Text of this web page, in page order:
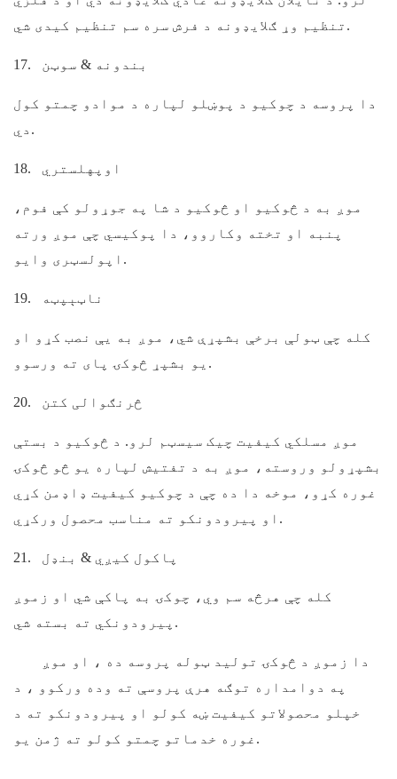
تنظیم وړ ګلایډونه د فرش سره سم تنظیم کیدی شي.
17. بندونه & سوټن
دا پروسه د چوکیو د پوښلو لپاره د موادو چمتو کول
دي.
18. اوپهلستري
موږ به د څوکیو او څوکیو د شا په جوړولو کې فوم،
پنبه او تخته وکاروو، دا پوکیسي چې موږ ورته
اپولسټری وایو.
19. ناټېپټه
کله چې ټولې برخې بشپړې شي، موږ به یې نصب کړو او
یو بشپړ څوکۍ پای ته ورسوو.
20. څرنګوالی کتن
موږ مسلکي کیفیت چیک سیسټم لرو. د څوکیو د بستې
بشپړولو وروسته، موږ به د تفتیش لپاره یو څو څوکۍ
غوره کړو، موخه دا ده چې د چوکیو کیفیت ډاډمن کړي
او پیرودونکو ته مناسب محصول ورکړي.
21. پاکول کيږي & بنډل
کله چې هرڅه سم وي، چوکۍ به پاکې شي او زموږ
پیرودونکي ته بسته شي.
دا زموږ د څوکۍ تولید ټوله پروسه ده ، او موږ
په دوامداره توګه هرې پروسې ته وده ورکوو ، د
خپلو محصولاتو کیفیت ښه کولو او پیرودونکو ته د
غوره خدماتو چمتو کولو ته ژمن یو.